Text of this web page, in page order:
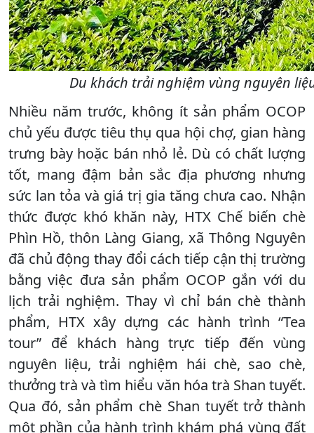
Du khách trải nghiệm vùng nguyên
Nhiều năm trước, không ít sản phẩm OCOP
chủ yếu được tiêu thụ qua hội chợ, gian hàng
trưng bày hoặc bán nhỏ lẻ. Dù có chất lượng
tốt, mang đậm bản sắc địa phương nhưng
sức lan tỏa và giá trị gia tăng chưa cao. Nhận
thức được khó khăn này, HTX Chế biến chè
Phìn Hồ, thôn Làng Giang, xã Thông Nguyên
đã chủ động thay đổi cách tiếp cận thị trường
bằng việc đưa sản phẩm OCOP gắn với du
lịch trải nghiệm. Thay vì chỉ bán chè thành
phẩm, HTX xây dựng các hành trình “Tea
tour” để khách hàng trực tiếp đến vùng
nguyên liệu, trải nghiệm hái chè, sao chè,
thưởng trà và tìm hiểu văn hóa trà Shan tuyết.
Qua đó, sản phẩm chè Shan tuyết trở thành
một phần của hành trình khám phá vùng đất